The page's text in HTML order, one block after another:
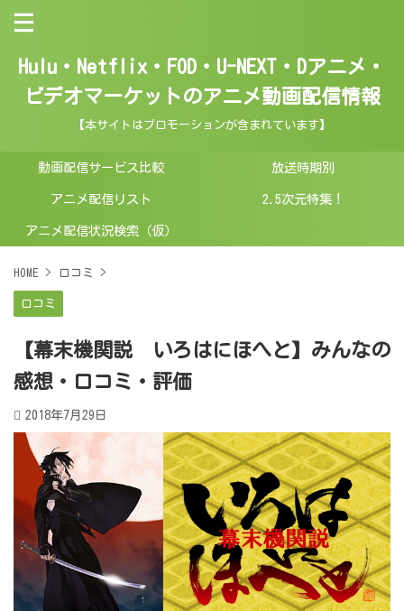
Hulu・Netflix・FOD・U-NEXT・Dアニメ・
ビデオマーケットのアニメ動画配信情報
【本サイトはプロモーションが含まれています】
動画配信サービス比較 放送時期別
アニメ配信リスト 2.5次元特集！
アニメ配信状況検索（仮）
HOME > 口コミ >
口コミ
【幕末機関説 いろはにほへと】みんなの
感想・口コミ・評価
2018年7月29日